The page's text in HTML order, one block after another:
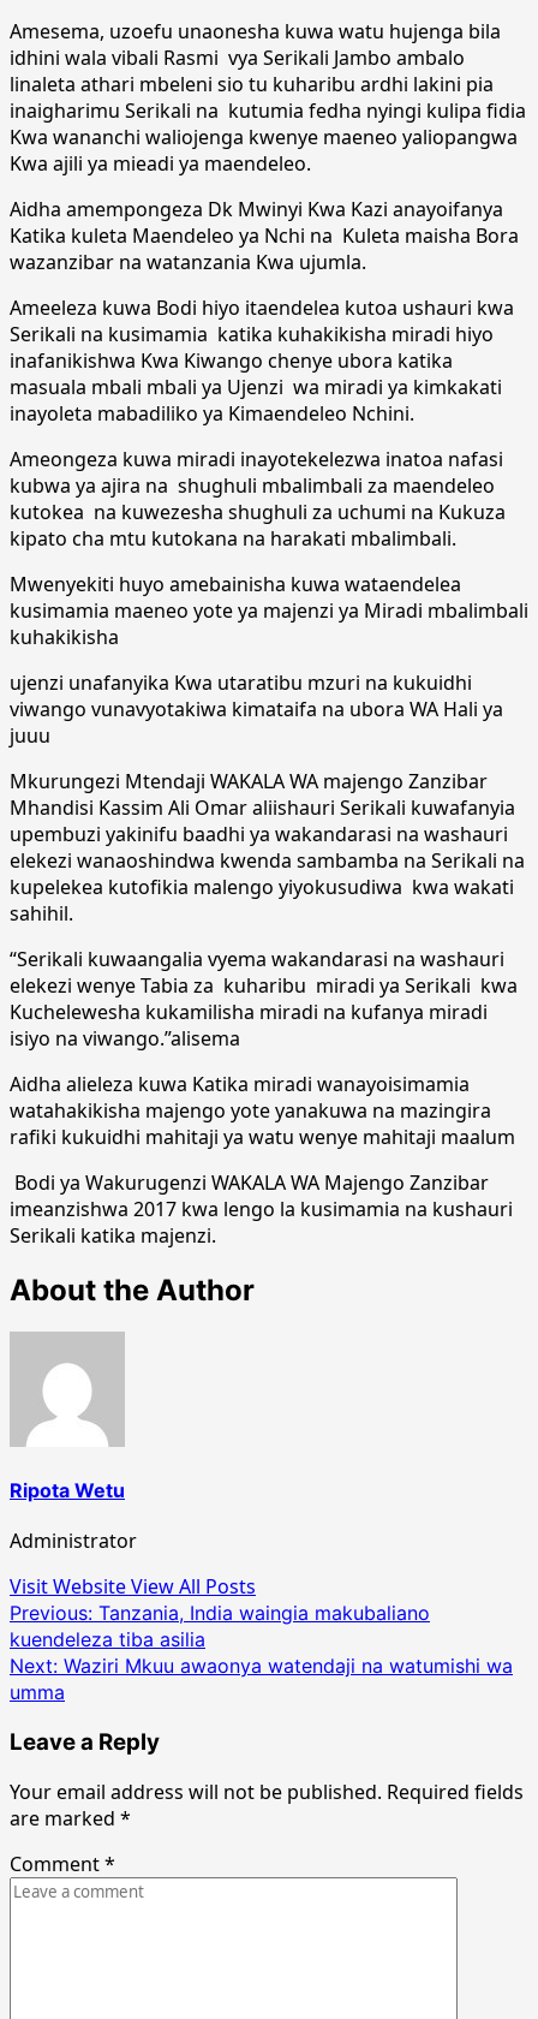
Amesema, uzoefu unaonesha kuwa watu hujenga bila
idhini wala vibali Rasmi vya Serikali Jambo ambalo
linaleta athari mbeleni sio tu kuharibu ardhi lakini pia
inaigharimu Serikali na kutumia fedha nyingi kulipa fidia
Kwa wananchi waliojenga kwenye maeneo yaliopangwa
Kwa ajili ya mieadi ya maendeleo.
Aidha amempongeza Dk Mwinyi Kwa Kazi anayoifanya
Katika kuleta Maendeleo ya Nchi na Kuleta maisha Bora
wazanzibar na watanzania Kwa ujumla.
Ameeleza kuwa Bodi hiyo itaendelea kutoa ushauri kwa
Serikali na kusimamia katika kuhakikisha miradi hiyo
inafanikishwa Kwa Kiwango chenye ubora katika
masuala mbali mbali ya Ujenzi wa miradi ya kimkakati
inayoleta mabadiliko ya Kimaendeleo Nchini.
Ameongeza kuwa miradi inayotekelezwa inatoa nafasi
kubwa ya ajira na shughuli mbalimbali za maendeleo
kutokea na kuwezesha shughuli za uchumi na Kukuza
kipato cha mtu kutokana na harakati mbalimbali.
Mwenyekiti huyo amebainisha kuwa wataendelea
kusimamia maeneo yote ya majenzi ya Miradi mbalimbali
kuhakikisha
ujenzi unafanyika Kwa utaratibu mzuri na kukuidhi
viwango vunavyotakiwa kimataifa na ubora WA Hali ya
juuu
Mkurungezi Mtendaji WAKALA WA majengo Zanzibar
Mhandisi Kassim Ali Omar aliishauri Serikali kuwafanyia
upembuzi yakinifu baadhi ya wakandarasi na washauri
elekezi wanaoshindwa kwenda sambamba na Serikali na
kupelekea kutofikia malengo yiyokusudiwa kwa wakati
sahihil.
“Serikali kuwaangalia vyema wakandarasi na washauri
elekezi wenye Tabia za kuharibu miradi ya Serikali kwa
Kuchelewesha kukamilisha miradi na kufanya miradi
isiyo na viwango.”alisema
Aidha alieleza kuwa Katika miradi wanayoisimamia
watahakikisha majengo yote yanakuwa na mazingira
rafiki kukuidhi mahitaji ya watu wenye mahitaji maalum
Bodi ya Wakurugenzi WAKALA WA Majengo Zanzibar
imeanzishwa 2017 kwa lengo la kusimamia na kushauri
Serikali katika majenzi.
About the Author
Ripota Wetu
Administrator
Visit WebsiteView All Posts
Post
navigation
Previous: Tanzania, India waingia makubaliano
kuendeleza tiba asilia
Next: Waziri Mkuu awaonya watendaji na watumishi wa
umma
Leave a Reply
Your email address will not be published. Required fields
are marked *
Comment*